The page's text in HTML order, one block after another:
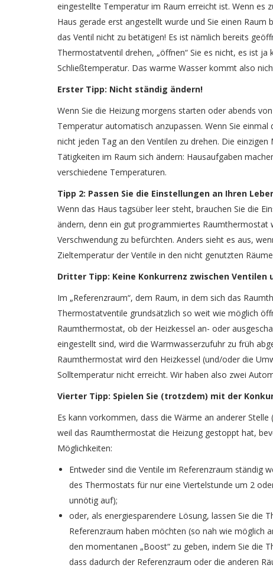
eingestellte Temperatur im Raum erreicht ist. Wenn es
Haus gerade erst angestellt wurde und Sie einen
das Ventil nicht zu betätigen! Es ist nämlich bereits
Thermostatventil drehen, „öffnen“ Sie es nicht, es ist
Schließtemperatur. Das warme Wasser kommt also
Erster Tipp: Nicht ständig ändern!
Wenn Sie die Heizung morgens starten oder abends
Temperatur automatisch anzupassen. Wenn Sie
nicht jeden Tag an den Ventilen zu drehen. Die
Tätigkeiten im Raum sich ändern: Hausaufgaben
verschiedene Temperaturen.
Tipp 2: Passen Sie die Einstellungen an Ihren
Wenn das Haus tagsüber leer steht, brauchen Sie die
ändern, denn ein gut programmiertes Raumthermostat
Verschwendung zu befürchten. Anders sieht es aus,
Zieltemperatur der Ventile in den nicht genutzten
Dritter Tipp: Keine Konkurrenz zwischen Ventilen
Im „Referenzraum“, dem Raum, in dem sich das
Thermostatventile grundsätzlich so weit wie möglich
Raumthermostat, ob der Heizkessel an- oder
eingestellt sind, wird die Warmwasserzufuhr zu früh
Raumthermostat wird den Heizkessel (und/oder die
Solltemperatur nicht erreicht. Wir haben also zwei
Vierter Tipp: Spielen Sie (trotzdem) mit der
Es kann vorkommen, dass die Wärme an anderer
weil das Raumthermostat die Heizung gestoppt hat,
Möglichkeiten:
Entweder sind die Ventile im Referenzraum ständig
des Thermostats für nur eine Viertelstunde um 2
unnötig auf);
oder, als energiesparendere Lösung, lassen Sie die
Referenzraum haben möchten (so nah wie möglich
den momentanen „Boost“ zu geben, indem Sie die
dass dadurch der Referenzraum oder die anderen